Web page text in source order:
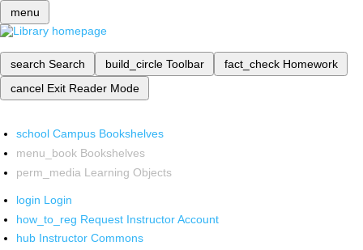
menu
search Search build_circle Toolbar fact_check Homework
cancel Exit Reader Mode
school Campus Bookshelves
menu_book Bookshelves
perm_media Learning Objects
login Login
how_to_reg Request Instructor Account
hub Instructor Commons